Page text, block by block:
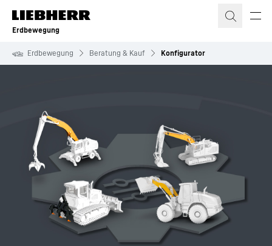
Zum Inhalt springen
Erdbewegung
Erdbewegung Beratung & Kauf Konfigurator